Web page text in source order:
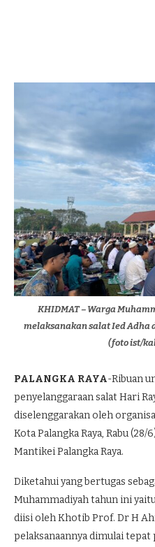
KHIDMAT – Warga
melaksanakan salat Ied Adha
(foto ist/
PALANGKA RAYA-Ribuan
penyelanggaraan salat Hari
diselenggarakan oleh
Kota Palangka Raya, Rabu (28/
Mantikei Palangka Raya.
Diketahui yang bertugas
Muhammadiyah tahun ini
diisi oleh Khotib Prof. Dr H
pelaksanaannya dimulai tepat